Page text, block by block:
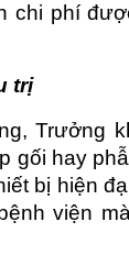
chi phí
trị
Trưởng
gối hay
bị hiện
viện